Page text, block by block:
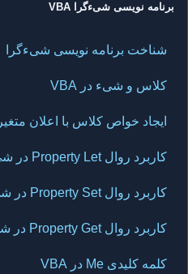
برنامه نویسی شیءگرا VBA
شناخت برنامه نویسی شیءگرا
کلاس و شیء در VBA
ایجاد خواص کلاس با اعلان متغیر
کاربرد روال Property Let در شیءگرایی
کاربرد روال Property Set در شیءگرایی
کاربرد روال Property Get در شیءگرایی
کلمه کلیدی Me در VBA